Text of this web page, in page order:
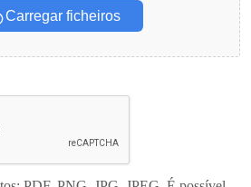
Carregar ficheiros